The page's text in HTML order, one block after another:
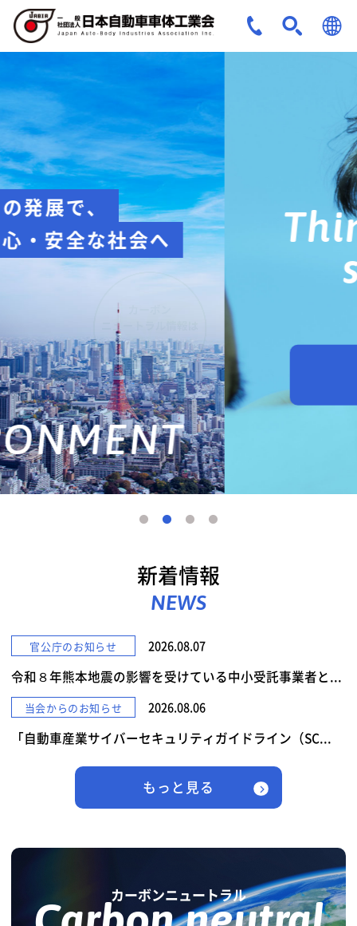
安全への取組み
Think about
safety
詳しくみる
新着情報
NEWS
官公庁のお知らせ 2026.08.07
令和８年熊本地震の影響を受けている中小受託事業者と...
当会からのお知らせ 2026.08.06
「自動車産業サイバーセキュリティガイドライン（SC...
もっと見る
カーボンニュートラル